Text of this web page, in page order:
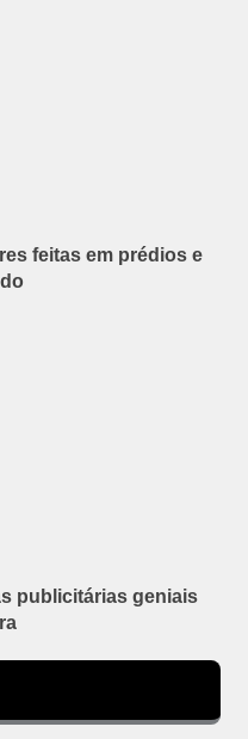
feitas em prédios e
publicitárias geniais